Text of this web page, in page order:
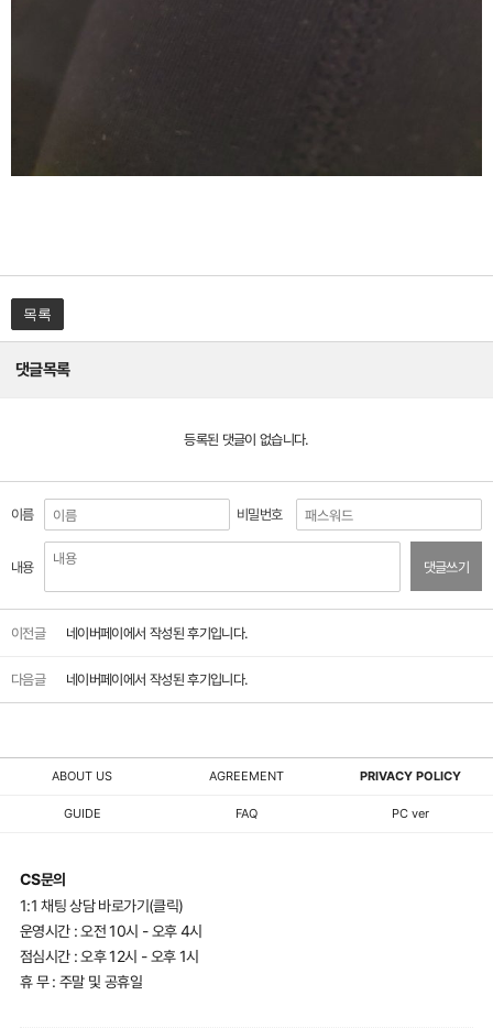
목록
댓글목록
등록된 댓글이 없습니다.
이름 비밀번호
내용 댓글쓰기
이전글 네이버페이에서 작성된 후기입니다.
다음글 네이버페이에서 작성된 후기입니다.
ABOUT US AGREEMENT PRIVACY POLICY
GUIDE FAQ PC ver
CS문의
1:1 채팅 상담 바로가기(클릭)
운영시간 : 오전 10시 - 오후 4시
점심시간 : 오후 12시 - 오후 1시
휴 무 : 주말 및 공휴일